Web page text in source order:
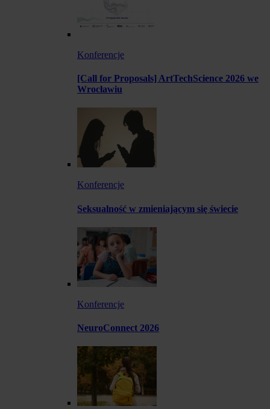
Konferencje
[Call for Proposals] ArtTechScience 2026 we
Wrocławiu
Konferencje
Seksualność w zmieniającym się świecie
Konferencje
NeuroConnect 2026